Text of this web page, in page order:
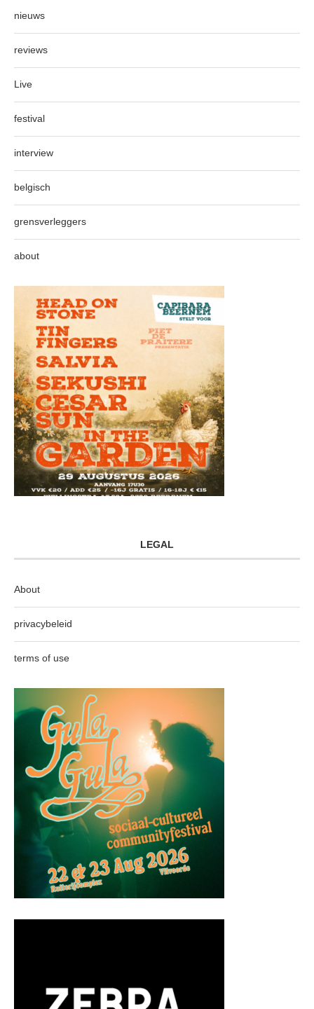
nieuws
reviews
Live
festival
interview
belgisch
grensverleggers
about
LEGAL
About
privacybeleid
terms of use